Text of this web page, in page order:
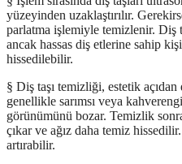
yüzeyinden uzaklaştırılır.
parlatma işlemiyle temizlenir. Diş
ancak hassas diş etlerine sahip
hissedilebilir.
§ Diş taşı temizliği, estetik
genellikle sarımsı veya
görünümünü bozar. Temizlik
çıkar ve ağız daha temiz
artırabilir.